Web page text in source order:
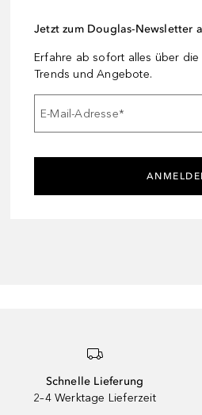
Jetzt zum Douglas-Newsletter
Erfahre ab sofort alles über die
Trends und Angebote.
E-Mail-Adresse*
Schnelle Lieferung
2–4 Werktage Lieferzeit